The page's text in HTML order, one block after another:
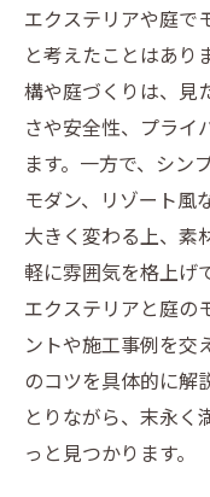
エクステリアや庭で
と考えたことはあり
構や庭づくりは、見
さや安全性、プライ
ます。一方で、シン
モダン、リゾート風
大きく変わる上、素
軽に雰囲気を格上げ
エクステリアと庭の
ントや施工事例を交
のコツを具体的に解
とりながら、末永く
っと見つかります。